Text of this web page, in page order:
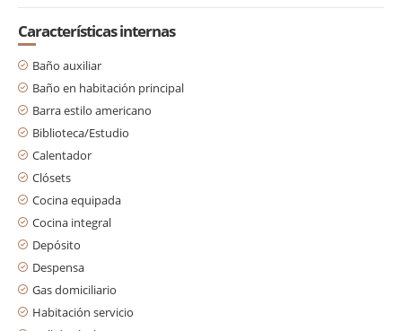
Características internas
Baño auxiliar
Baño en habitación principal
Barra estilo americano
Biblioteca/Estudio
Calentador
Clósets
Cocina equipada
Cocina integral
Depósito
Despensa
Gas domiciliario
Habitación servicio